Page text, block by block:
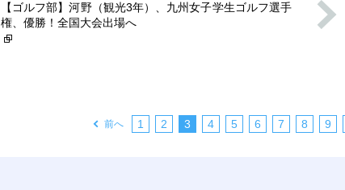
【ゴルフ部】河野（観光3年）、九州女子学生ゴルフ選手
権、優勝！全国大会出場へ
前へ 1 2 3 4 5 6 7 8 9